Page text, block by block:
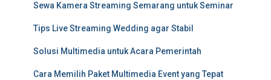
Sewa Kamera Streaming Semarang untuk Seminar
Tips Live Streaming Wedding agar Stabil
Solusi Multimedia untuk Acara Pemerintah
Cara Memilih Paket Multimedia Event yang Tepat